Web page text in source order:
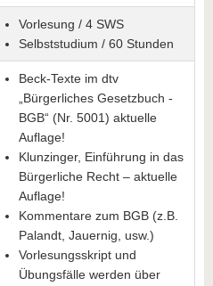
Vorlesung / 4 SWS
Selbststudium / 60 Stunden
Beck-Texte im dtv
„Bürgerliches Gesetzbuch -
BGB“ (Nr. 5001) aktuelle
Auflage!
Klunzinger, Einführung in das
Bürgerliche Recht – aktuelle
Auflage!
Kommentare zum BGB (z.B.
Palandt, Jauernig, usw.)
Vorlesungsskript und
Übungsfälle werden über